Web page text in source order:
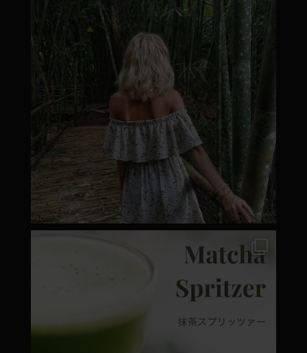
Márc 8